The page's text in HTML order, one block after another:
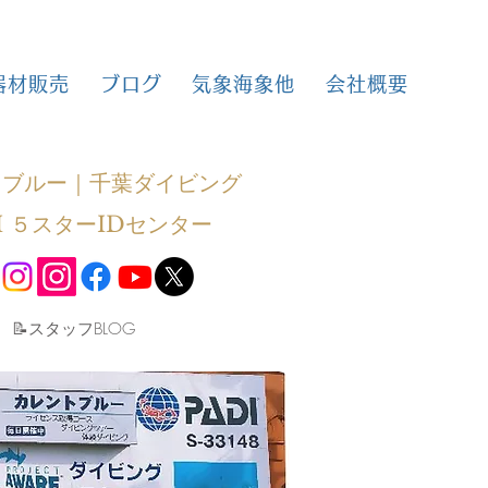
材販売 ブログ 気象海象他 会社概要
ルー｜千葉ダイビング
スターIDセンター
​📝スタッフBLOG